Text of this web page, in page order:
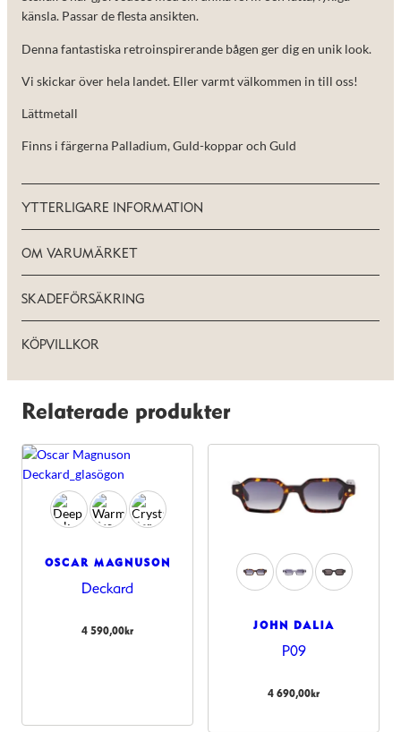
känsla. Passar de flesta ansikten.
Denna fantastiska retroinspirerande bågen ger dig en unik look.
Vi skickar över hela landet. Eller varmt välkommen in till oss!
Lättmetall
Finns i färgerna Palladium, Guld-koppar och Guld
YTTERLIGARE INFORMATION
OM VARUMÄRKET
SKADEFÖRSÄKRING
KÖPVILLKOR
Relaterade produkter
OSCAR MAGNUSON
Deckard
4 590,00kr
JOHN DALIA
P09
4 690,00kr
kakorna
funktionalitet
från
med dig av dina
intressen och ditt
surfar ökar du
chansen att få se
anpassat innehåll
och erbjudanden.